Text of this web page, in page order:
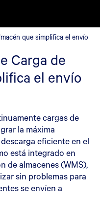
que simplifica el envío
que simplifica el envío
Carga de
el envío
cargas de
la máxima
eficiente en el
está integrado en
de almacenes (WMS),
sin problemas para
se envíen a